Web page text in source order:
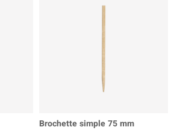
Brochette simple 75 mm